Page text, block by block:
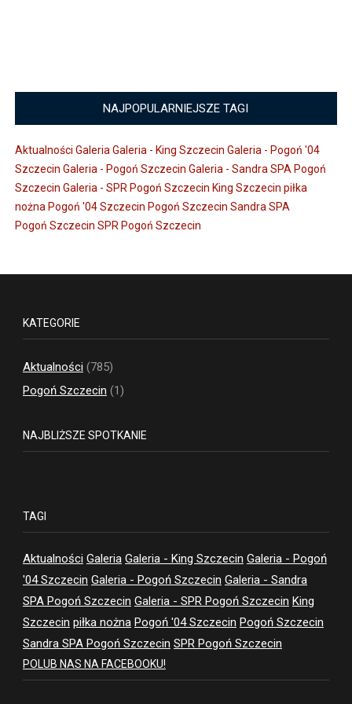
NAJPOPULARNIEJSZE TAGI
Aktualności Galeria Galeria - King Szczecin Galeria - Pogoń '04
Szczecin Galeria - Pogoń Szczecin Galeria - Sandra SPA Pogoń
Szczecin Galeria - SPR Pogoń Szczecin King Szczecin piłka
nożna Pogoń '04 Szczecin Pogoń Szczecin Sandra SPA
Pogoń Szczecin SPR Pogoń Szczecin
KATEGORIE
Aktualności (785)
Pogoń Szczecin (1)
NAJBLIŻSZE SPOTKANIE
TAGI
Aktualności Galeria Galeria - King Szczecin Galeria - Pogoń
'04 Szczecin Galeria - Pogoń Szczecin Galeria - Sandra
SPA Pogoń Szczecin Galeria - SPR Pogoń Szczecin King
Szczecin piłka nożna Pogoń '04 Szczecin Pogoń Szczecin
Sandra SPA Pogoń Szczecin SPR Pogoń Szczecin
POLUB NAS NA FACEBOOKU!